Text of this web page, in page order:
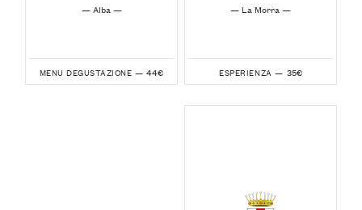
— Alba —
MENU DEGUSTAZIONE — 44€
— La Morra —
ESPERIENZA — 35€